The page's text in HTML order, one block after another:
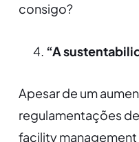
consigo?
“A
Apesar de um
regulamentações
facility management